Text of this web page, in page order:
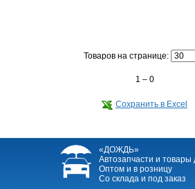
Товаров на странице:
1 – 0
Сохранить в Excel
«ДОЖДЬ»
Автозапчасти и товары
Оптом и в розницу
Со склада и под заказ